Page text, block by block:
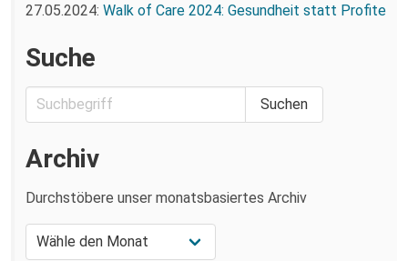
27.05.2024: Walk of Care 2024: Gesundheit statt Profite
Suche
Archiv
Durchstöbere unser monatsbasiertes Archiv